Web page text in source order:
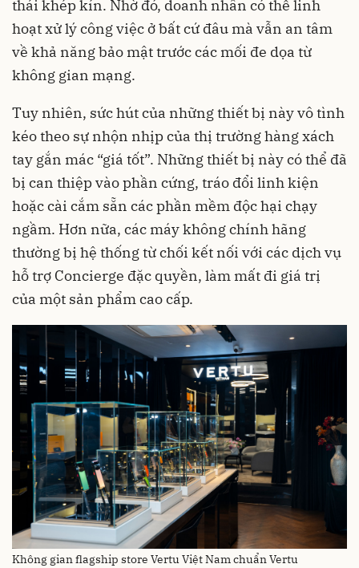
thái khép kín. Nhờ đó, doanh nhân có thể linh
hoạt xử lý công việc ở bất cứ đâu mà vẫn an tâm
về khả năng bảo mật trước các mối đe dọa từ
không gian mạng.
Tuy nhiên, sức hút của những thiết bị này vô tình
kéo theo sự nhộn nhịp của thị trường hàng xách
tay gắn mác “giá tốt”. Những thiết bị này có thể đã
bị can thiệp vào phần cứng, tráo đổi linh kiện
hoặc cài cắm sẵn các phần mềm độc hại chạy
ngầm. Hơn nữa, các máy không chính hãng
thường bị hệ thống từ chối kết nối với các dịch vụ
hỗ trợ Concierge đặc quyền, làm mất đi giá trị
của một sản phẩm cao cấp.
Không gian flagship store Vertu Việt Nam chuẩn Vertu